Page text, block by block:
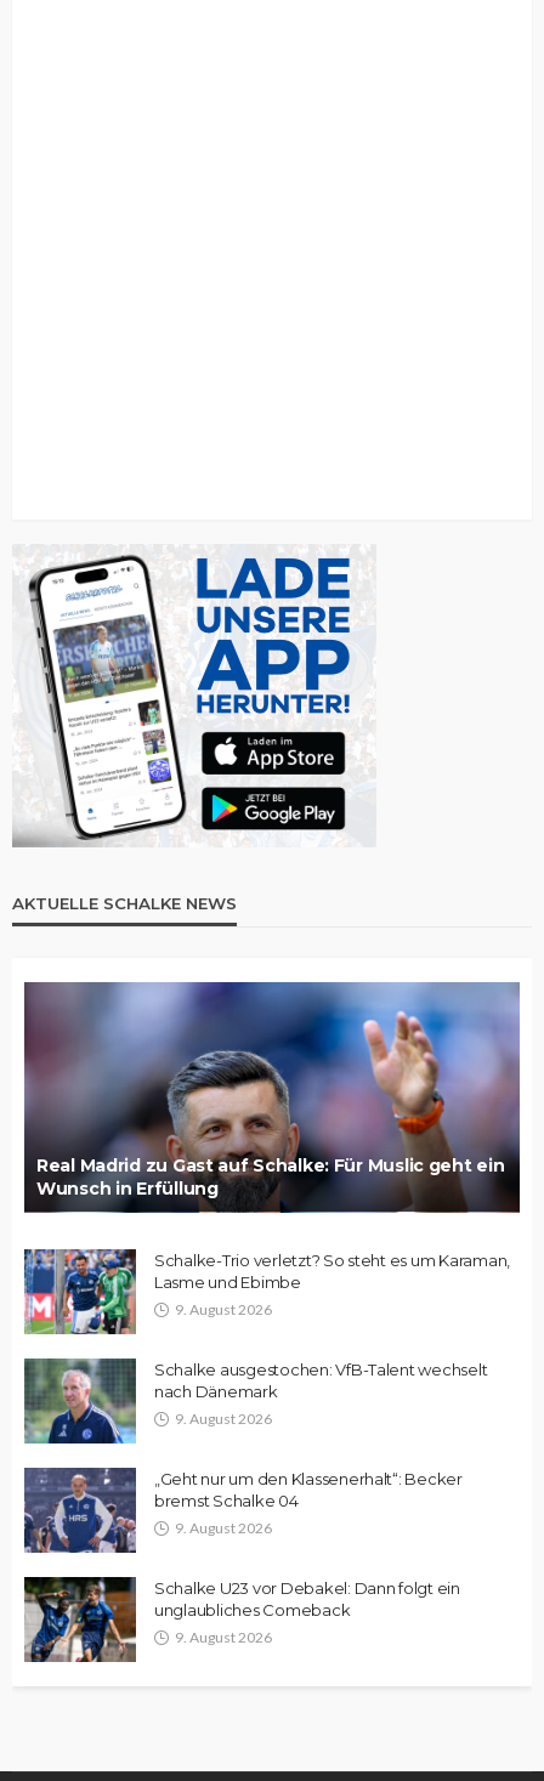
AKTUELLE SCHALKE NEWS
Real Madrid zu Gast auf Schalke: Für Muslic geht ein
Wunsch in Erfüllung
Schalke-Trio verletzt? So steht es um Karaman,
Lasme und Ebimbe
9. August 2026
Schalke ausgestochen: VfB-Talent wechselt
nach Dänemark
9. August 2026
„Geht nur um den Klassenerhalt“: Becker
bremst Schalke 04
9. August 2026
Schalke U23 vor Debakel: Dann folgt ein
unglaubliches Comeback
9. August 2026